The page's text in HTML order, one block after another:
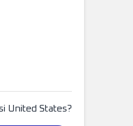
United States?